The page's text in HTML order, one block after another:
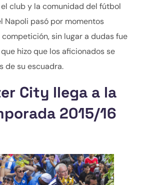
club y la comunidad del fútbol
Napoli pasó por momentos
sin lugar a dudas fue
hizo que los aficionados se
de su escuadra.
City llega a la
2015/16